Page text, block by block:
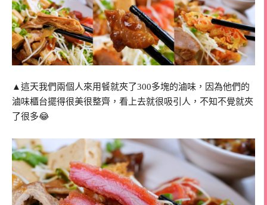
▲這天我們兩個人來用餐就夾了300多塊的滷味，因為他們的
滷味櫃台擺得很美很整齊，看上去就很吸引人，不知不覺就夾
了很多😂